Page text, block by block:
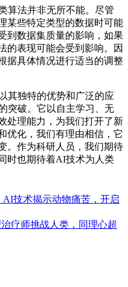
法并非无所不能。尽管
某些特定类型的数据时可能
到数据集质量的影响，如果
的表现可能会受到影响。因
据具体情况进行适当的调整
独特的优势和广泛的应
突破。它以自主学习、无
处理能力，为我们打开了新
优化，我们有理由相信，它
。作为科研人员，我们期待
时也期待着AI技术为人类
技术揭示动物痛苦，开启
疗师挑战人类，同理心超